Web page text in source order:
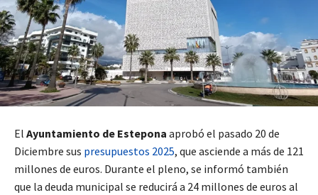
El Ayuntamiento de Estepona aprobó el pasado 20 de
Diciembre sus presupuestos 2025, que asciende a más de 121
millones de euros. Durante el pleno, se informó también
que la deuda municipal se reducirá a 24 millones de euros al